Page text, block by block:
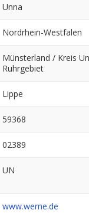
Unna
Nordrhein-Westfalen
Münsterland / Kreis
Ruhrgebiet
Lippe
59368
02389
UN
www.werne.de